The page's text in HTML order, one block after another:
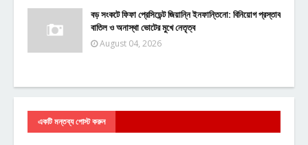
বড় সংকটে ফিফা প্রেসিডেন্ট জিয়ান্নি ইনফান্তিনো: বিনিয়োগ প্রস্তাব
বাতিল ও অনাস্থা ভোটের মুখে নেতৃত্ব
August 04, 2026
একটি মন্তব্য পোস্ট করুন